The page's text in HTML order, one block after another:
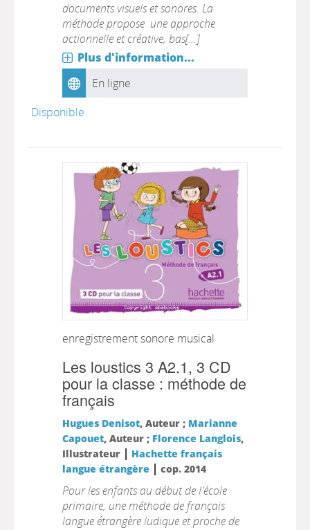
documents visuels et sonores. La
méthode propose une approche
actionnelle et créative, bas[...]
Plus d'information...
En ligne
Disponible
enregistrement sonore musical
Les loustics 3 A2.1, 3 CD
pour la classe : méthode de
français
Hugues Denisot, Auteur ; Marianne
Capouet, Auteur ; Florence Langlois,
Illustrateur | Hachette français
langue étrangère | cop. 2014
Pour les enfants au début de l'école
primaire, une méthode de français
langue étrangère ludique et proche de